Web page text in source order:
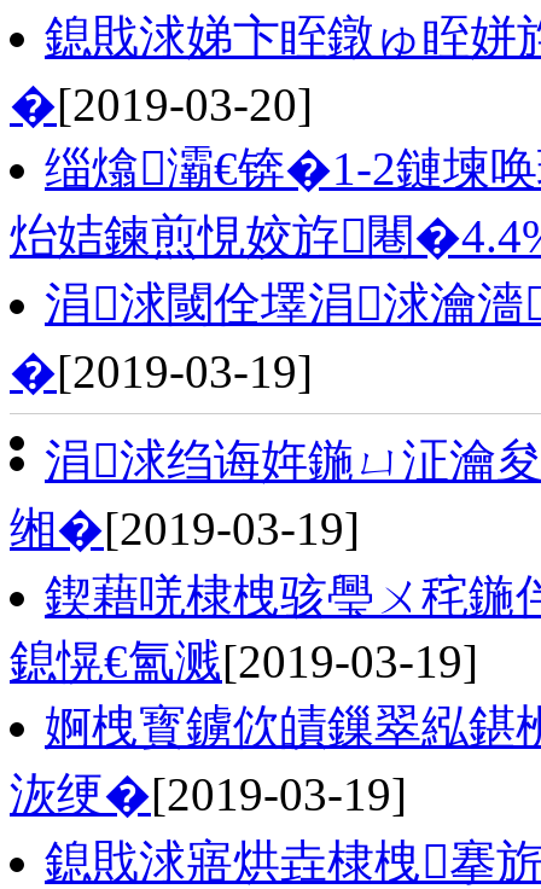
鎴戝浗娣卞眰鐓ゅ眰姘
�[2019-03-20]
缁熻灞€锛�1-2鏈堜
炲姞鍊煎悓姣斿闀
涓浗閾佺墿涓浗瀹
�[2019-03-19]
涓浗绉诲姩鍦ㄩ泟瀹
缃�[2019-03-19]
鍥藉唴棣栧骇璺ㄨ秺鍦
鎴愰€氳溅[2019-03-19]
婀栧寳鐪佽皟鏁翠紭鍖
洃绠�[2019-03-19]
鎴戝浗寤烘垚棣栧搴